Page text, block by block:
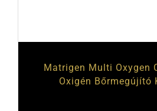
Matrigen Multi Oxygen
Oxigén Bőrmegújító